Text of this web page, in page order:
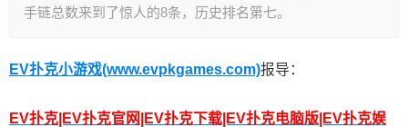
手链总数来到了惊人的8条，历史排名第七。
EV扑克小游戏(www.evpkgames.com)报导：
EV扑克|EV扑克官网|EV扑克下载|EV扑克电脑版|EV扑克娱